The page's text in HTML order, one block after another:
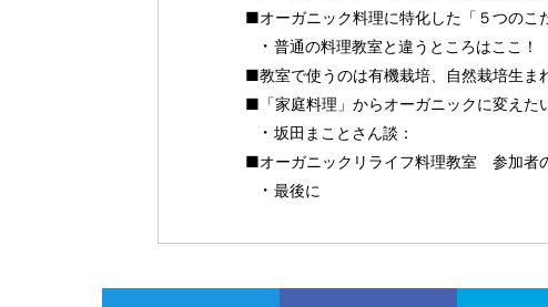
■オーガニック料理に特化した「５つのこ
普通の料理教室と違うところはここ！
■教室で使うのは有機栽培、自然栽培生ま
■「家庭料理」からオーガニックに変えた
坂田まことさん談：
■オーガニックリライフ料理教室 参加者
最後に